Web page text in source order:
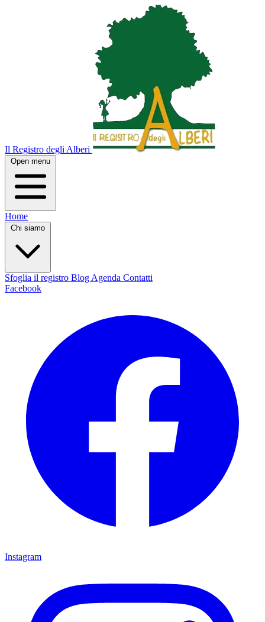
Il Registro degli Alberi
Open menu
Home
Chi siamo
Sfoglia il registro Blog Agenda Contatti
Facebook
Instagram